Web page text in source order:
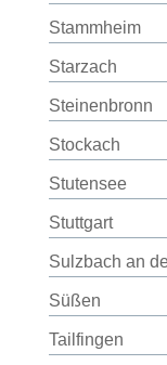
Stammheim
Starzach
Steinenbronn
Stockach
Stutensee
Stuttgart
Sulzbach an
Süßen
Tailfingen